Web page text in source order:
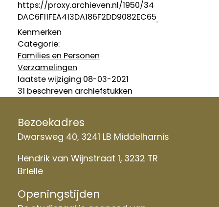
Kenmerken
Categorie:
Families en Personen
Verzamelingen
laatste wijziging 08-03-2021
31 beschreven archiefstukken
Bezoekadres
Dwarsweg 40, 3241 LB Middelharnis
Hendrik van Wijnstraat 1, 3232 TR
Brielle
Openingstijden